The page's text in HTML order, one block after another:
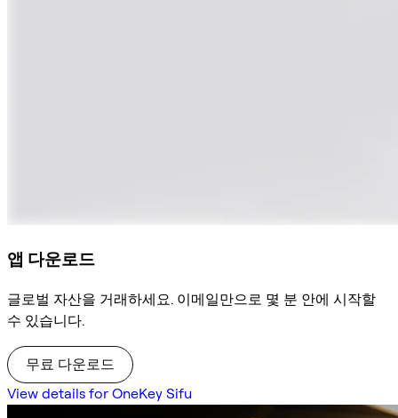
앱 다운로드
글로벌 자산을 거래하세요. 이메일만으로 몇 분 안에 시작할
수 있습니다.
무료 다운로드
View details for OneKey Sifu